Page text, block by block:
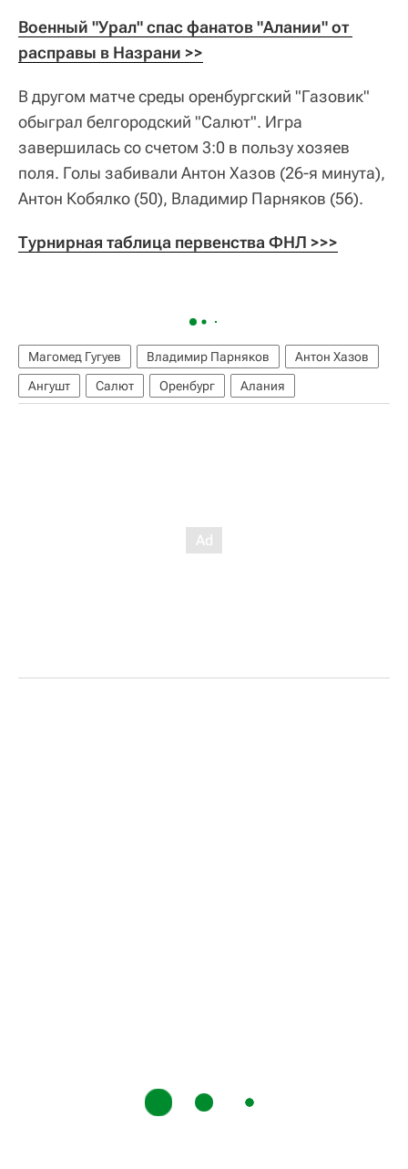
Военный "Урал" спас фанатов "Алании" от
расправы в Назрани >>
В другом матче среды оренбургский "Газовик"
обыграл белгородский "Салют". Игра
завершилась со счетом 3:0 в пользу хозяев
поля. Голы забивали Антон Хазов (26-я минута),
Антон Кобялко (50), Владимир Парняков (56).
Турнирная таблица первенства ФНЛ >>>
Магомед Гугуев Владимир Парняков
Антон Хазов
Ангушт
Салют Оренбург Алания